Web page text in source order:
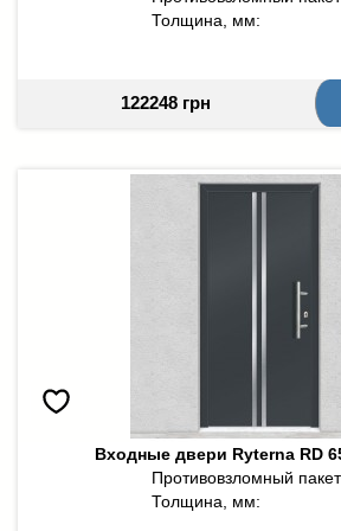
Толщина, мм:
122248 грн
Входные двери Ryterna RD
Противовзломный
Толщина, мм: